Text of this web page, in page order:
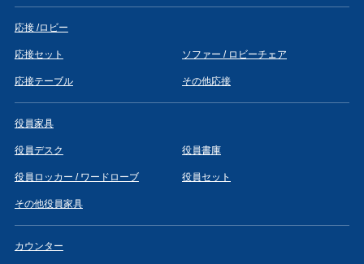
応接 /ロビー
応接セット ソファー / ロビーチェア
応接テーブル その他応接
役員家具
役員デスク 役員書庫
役員ロッカー / ワードローブ 役員セット
その他役員家具
カウンター